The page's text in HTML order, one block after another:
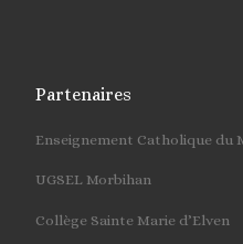
Partenaires
Enseignement Catholique du
UGSEL Morbihan
Collège Sainte Marie d’Elven